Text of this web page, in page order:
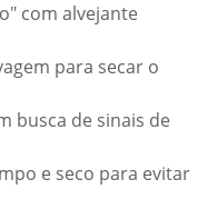
com alvejante
para secar o
busca de sinais de
e seco para evitar